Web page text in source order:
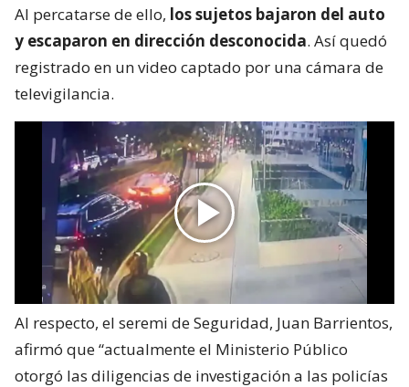
Al percatarse de ello, los sujetos bajaron del auto
y escaparon en dirección desconocida. Así quedó
registrado en un video captado por una cámara de
televigilancia.
Al respecto, el seremi de Seguridad, Juan Barrientos,
afirmó que “actualmente el Ministerio Público
otorgó las diligencias de investigación a las policías